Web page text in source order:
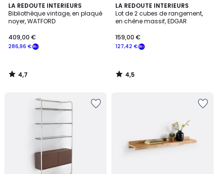
LA REDOUTE INTERIEURS
Bibliothèque vintage, en plaqué
noyer, WATFORD
286,96 €
409,00 €
4,7
/ 5
4,7
/
LA REDOUTE INTERIEURS
Lot de 2 cubes de rangement,
en chêne massif, EDGAR
127,42 €
159,00 €
4,5
/ 5
4,5
/